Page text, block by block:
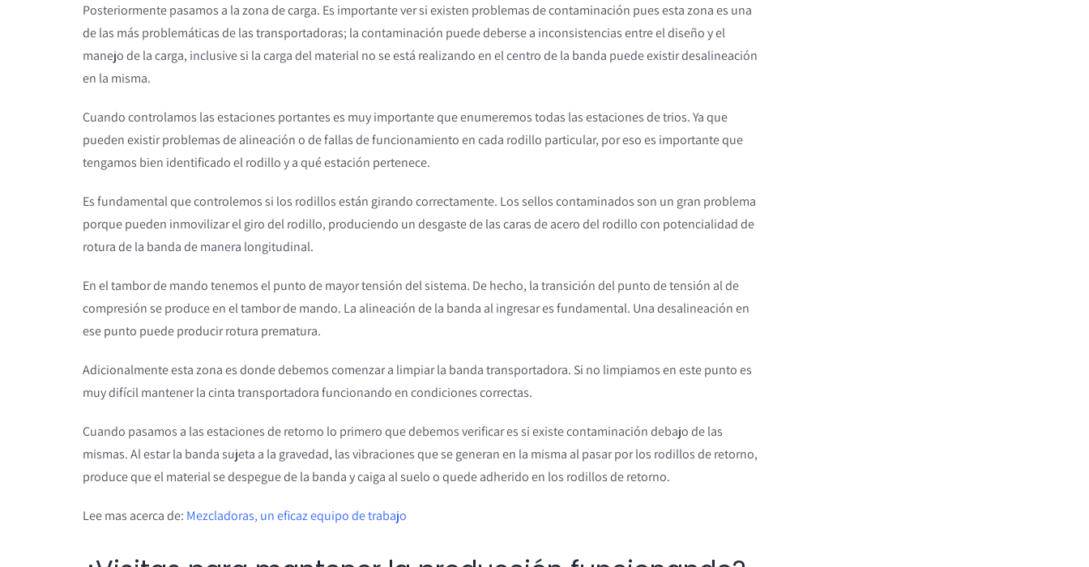
Posteriormente pasamos a la zona de carga. Es importante ver si existen problemas de contaminación pues esta zona es una
de las más problemáticas de las transportadoras; la contaminación puede deberse a inconsistencias entre el diseño y el
manejo de la carga, inclusive si la carga del material no se está realizando en el centro de la banda puede existir desalineación
en la misma.
Cuando controlamos las estaciones portantes es muy importante que enumeremos todas las estaciones de trios. Ya que
pueden existir problemas de alineación o de fallas de funcionamiento en cada rodillo particular, por eso es importante que
tengamos bien identificado el rodillo y a qué estación pertenece.
Es fundamental que controlemos si los rodillos están girando correctamente. Los sellos contaminados son un gran problema
porque pueden inmovilizar el giro del rodillo, produciendo un desgaste de las caras de acero del rodillo con potencialidad de
rotura de la banda de manera longitudinal.
En el tambor de mando tenemos el punto de mayor tensión del sistema. De hecho, la transición del punto de tensión al de
compresión se produce en el tambor de mando. La alineación de la banda al ingresar es fundamental. Una desalineación en
ese punto puede producir rotura prematura.
Adicionalmente esta zona es donde debemos comenzar a limpiar la banda transportadora. Si no limpiamos en este punto es
muy difícil mantener la cinta transportadora funcionando en condiciones correctas.
Cuando pasamos a las estaciones de retorno lo primero que debemos verificar es si existe contaminación debajo de las
mismas. Al estar la banda sujeta a la gravedad, las vibraciones que se generan en la misma al pasar por los rodillos de retorno,
produce que el material se despegue de la banda y caiga al suelo o quede adherido en los rodillos de retorno.
Lee mas acerca de: Mezcladoras, un eficaz equipo de trabajo